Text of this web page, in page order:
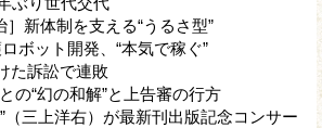
新体制を支える“うるさ型”
ボット開発、“本気で稼ぐ”
た訴訟で連敗
の“幻の和解”と上告審の行方
（三上洋右）が最新刊出版記念コンサー